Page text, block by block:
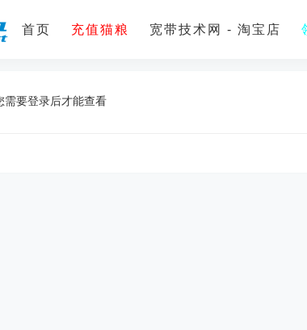
首页 充值猫粮 宽带技术网 - 淘宝店
需要登录后才能查看